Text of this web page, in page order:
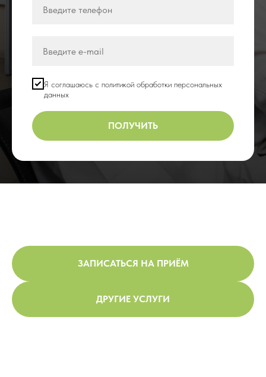
Я соглашаюсь с политикой обработки персональных
данных
ПОЛУЧИТЬ
ЗАПИСАТЬСЯ НА ПРИЁМ
ДРУГИЕ УСЛУГИ